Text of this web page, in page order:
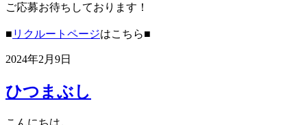
ご応募お待ちしております！
■ リクルートページはこちら■
2024年2月9日
ひつまぶし
こんにちは。